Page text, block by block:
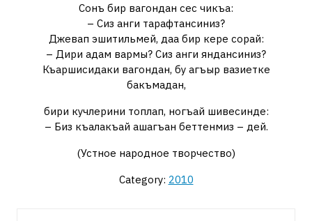
Сонъ бир вагондан сес чикъа:
– Сиз анги тарафтансиниз?
Джевап эшитильмей, даа бир кере сорай:
– Дири адам вармы? Сиз анги яндансиниз?
Къаршисидаки вагондан, бу агъыр вазиетке
бакъмадан,
бири кучлерини топлап, ногъай шивесинде:
– Биз къалакъай ашагъан беттенмиз – дей.
(Устное народное творчество)
Category: 2010